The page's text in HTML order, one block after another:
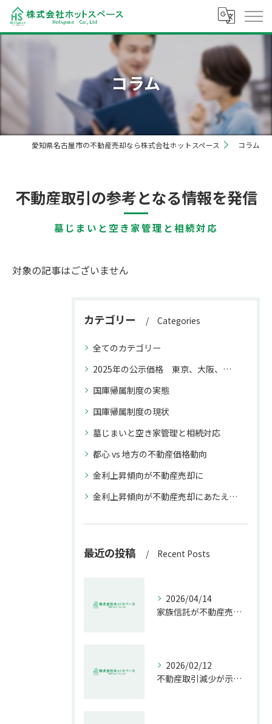
コラム
愛知県名古屋市の不動産売却なら株式会社ホットスペース コラム
不動産取引の参考となる情報を発信
墓じまいと空き家管理と相続対応
対象の記事はございません
カテゴリー Categories
全てのカテゴリー
2025年の公示価格 東京、大阪、福岡と名古屋との上昇率の違いが不動産取引に与える影響
国庫帰属制度の実態
国庫帰属制度の現状
墓じまいと空き家管理と相続対応
都心 vs 地方の不動産価格動向
金利上昇傾向が不動産売却に
金利上昇傾向が不動産売却にあたえる影響
最近の投稿 Recent Posts
2026/04/14
家族信託が不動産売却で生む具体的メリット
2026/02/12
不動産取引減少が示す市場の危機